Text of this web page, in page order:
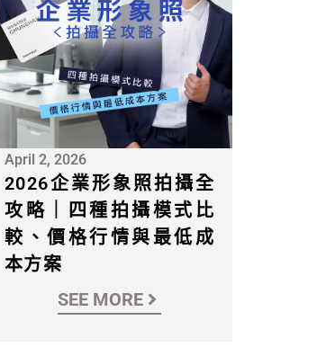
April 2, 2026
2026企業形象照拍攝全
攻略｜四種拍攝模式比
較、價格行情與最低成
本方案
SEE MORE